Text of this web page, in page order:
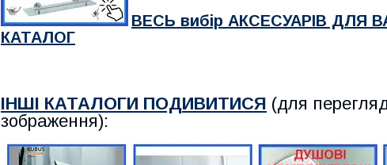
ВЕСЬ вибір АКСЕСУАРІВ ДЛЯ
КАТАЛОГ
ІНШІ КАТАЛОГИ ПОДИВИТИСЯ (для
зображення):